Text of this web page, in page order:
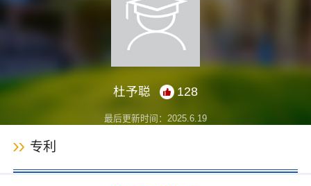
杜予聪 128
最后更新时间： 2025.6.19
专利